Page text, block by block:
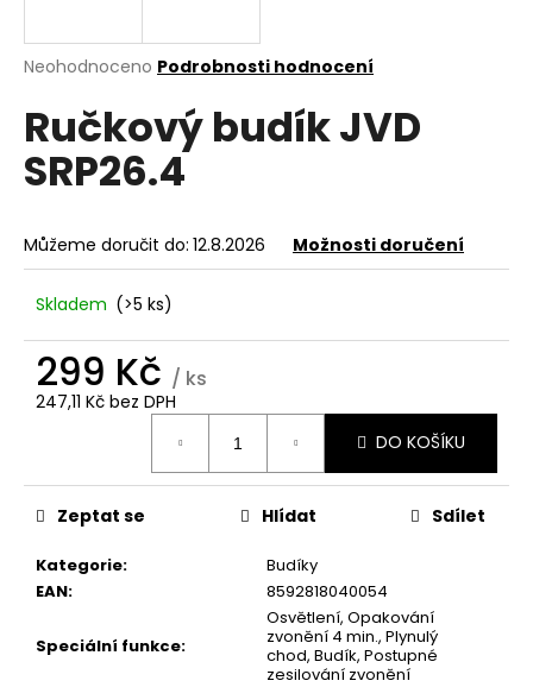
Průměrné
produktu
je
0,0
z
Neohodnoceno Podrobnosti hodnocení
Ručkový budík JVD
SRP26.4
Můžeme doručit do: 12.8.2026 Možnosti doručení
Skladem (>5 ks)
299 Kč / ks
247,11 Kč bez DPH
DO KOŠÍKU
Kategorie:
Budíky
EAN: 8592818040054
Speciální funkce:
Osvětlení, Opakování
zvonění 4 min., Plynulý
chod, Budík, Postupné
zesilování zvonění
Zeptat se Hlídat Sdílet
j
t
?
HLEDAT
D
o
r
u
u
m